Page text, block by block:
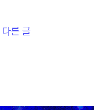
른 글